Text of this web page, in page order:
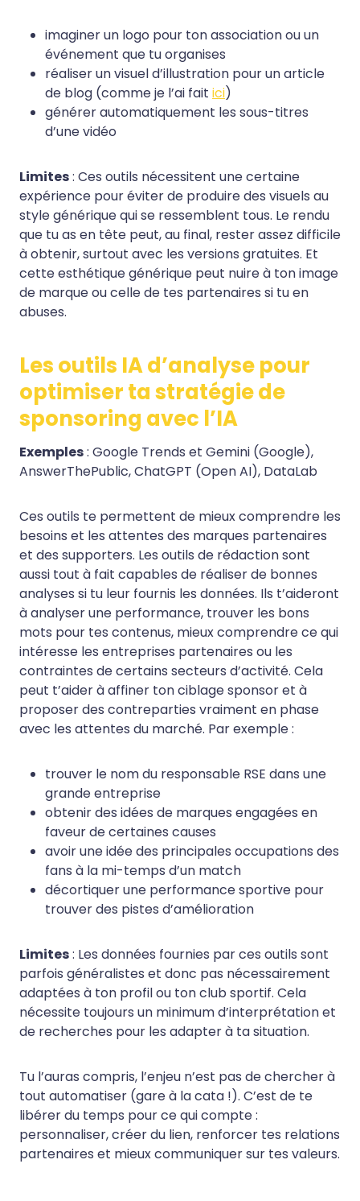
imaginer un logo pour ton association ou un
événement que tu organises
réaliser un visuel d’illustration pour un article
de blog (comme je l’ai fait ici)
générer automatiquement les sous-titres
d’une vidéo
Limites: Ces outils nécessitent une certaine
expérience pour éviter de produire des visuels au
style générique qui se ressemblent tous. Le rendu
que tu as en tête peut, au final, rester assez difficile
à obtenir, surtout avec les versions gratuites. Et
cette esthétique générique peut nuire à ton image
de marque ou celle de tes partenaires si tu en
abuses.
Les outils IA d’analyse pour
optimiser ta stratégie de
sponsoring avec l’IA
Exemples: Google Trends et Gemini (Google),
AnswerThePublic, ChatGPT (Open AI), DataLab
Ces outils te permettent de mieux comprendre les
besoins et les attentes des marques partenaires
et des supporters. Les outils de rédaction sont
aussi tout à fait capables de réaliser de bonnes
analyses si tu leur fournis les données. Ils t’aideront
à analyser une performance, trouver les bons
mots pour tes contenus, mieux comprendre ce qui
intéresse les entreprises partenaires ou les
contraintes de certains secteurs d’activité. Cela
peut t’aider à affiner ton ciblage sponsor et à
proposer des contreparties vraiment en phase
avec les attentes du marché. Par exemple :
trouver le nom du responsable RSE dans une
grande entreprise
obtenir des idées de marques engagées en
faveur de certaines causes
avoir une idée des principales occupations des
fans à la mi-temps d’un match
décortiquer une performance sportive pour
trouver des pistes d’amélioration
Limites: Les données fournies par ces outils sont
parfois généralistes et donc pas nécessairement
adaptées à ton profil ou ton club sportif. Cela
nécessite toujours un minimum d’interprétation et
de recherches pour les adapter à ta situation.
Tu l’auras compris, l’enjeu n’est pas de chercher à
tout automatiser (gare à la cata !). C’est de te
libérer du temps pour ce qui compte :
personnaliser, créer du lien, renforcer tes relations
partenaires et mieux communiquer sur tes valeurs.